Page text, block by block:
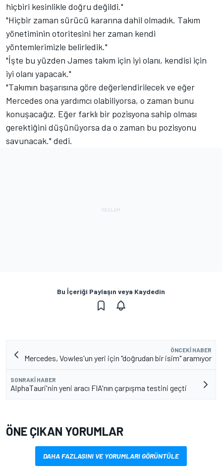
hiçbiri kesinlikle doğru değildi."
"Hiçbir zaman sürücü kararına dahil olmadık. Takım
yönetiminin otoritesini her zaman kendi
yöntemlerimizle belirledik."
"İşte bu yüzden James takım için iyi olanı, kendisi için
iyi olanı yapacak."
"Takımın başarısına göre değerlendirilecek ve eğer
Mercedes ona yardımcı olabiliyorsa, o zaman bunu
konuşacağız. Eğer farklı bir pozisyona sahip olması
gerektiğini düşünüyorsa da o zaman bu pozisyonu
savunacak." dedi.
Bu İçeriği Paylaşın veya Kaydedin
ÖNCEKI HABER
Mercedes, Vowles'un yeri için "doğrudan bir isim" aramıyor
SONRAKI HABER
AlphaTauri'nin yeni aracı FIA'nın çarpışma testini geçti
ÖNE ÇIKAN YORUMLAR
DAHA FAZLASINI VE YORUMLARI GÖRÜNTÜLE